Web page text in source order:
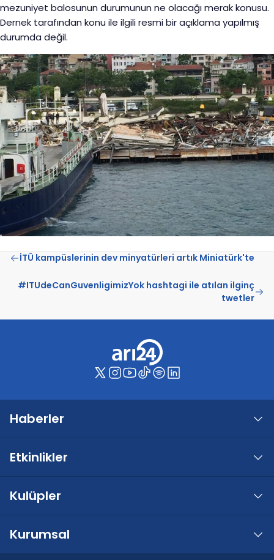
mezuniyet balosunun durumunun ne olacağı merak konusu.
Dernek tarafından konu ile ilgili resmi bir açıklama yapılmış
durumda değil.
İTÜ kampüslerinin dev minyatürleri artık Miniatürk'te
#ITUdeCanGuvenligimizYok hashtagi ile atılan ilginç
twetler
Haberler
Etkinlikler
Kulüpler
Kurumsal